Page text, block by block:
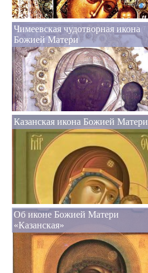
Чимеевская чудотворная икона
Божией Матери
Казанская икона Божией Матери
Об иконе Божией Матери
«Казанская»